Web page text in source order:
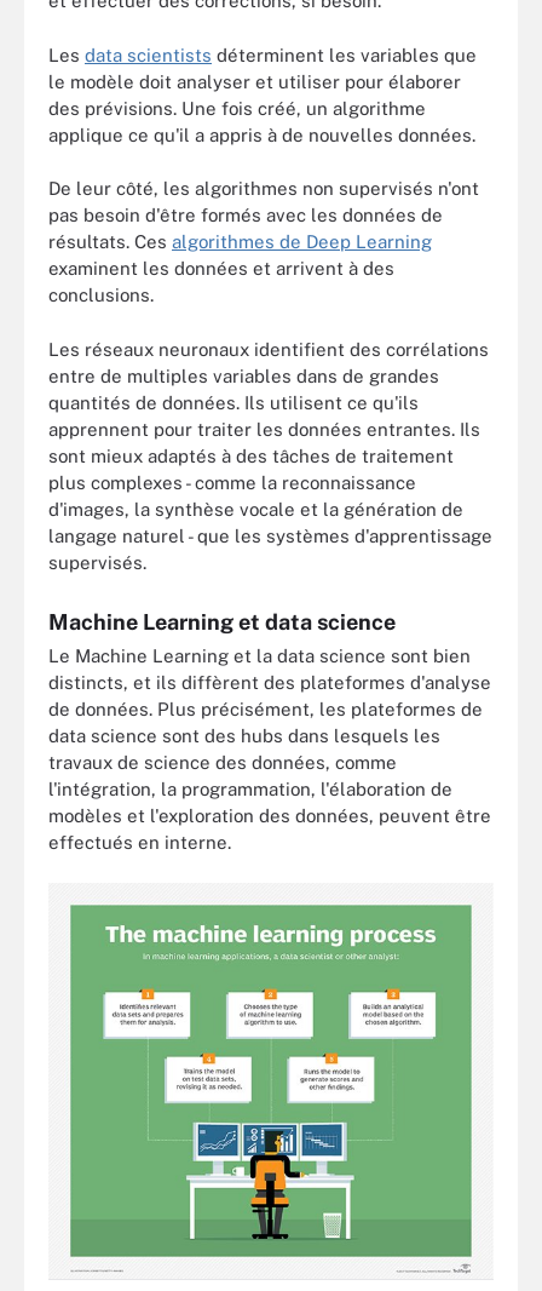
Les data scientists déterminent les variables que
le modèle doit analyser et utiliser pour élaborer
des prévisions. Une fois créé, un algorithme
applique ce qu'il a appris à de nouvelles données.
De leur côté, les algorithmes non supervisés n'ont
pas besoin d'être formés avec les données de
résultats. Ces algorithmes de Deep Learning
examinent les données et arrivent à des
conclusions.
Les réseaux neuronaux identifient des corrélations
entre de multiples variables dans de grandes
quantités de données. Ils utilisent ce qu'ils
apprennent pour traiter les données entrantes. Ils
sont mieux adaptés à des tâches de traitement
plus complexes - comme la reconnaissance
d'images, la synthèse vocale et la génération de
langage naturel - que les systèmes d'apprentissage
supervisés.
Machine Learning et data science
Le Machine Learning et la data science sont bien
distincts, et ils diffèrent des plateformes d'analyse
de données. Plus précisément, les plateformes de
data science sont des hubs dans lesquels les
travaux de science des données, comme
l'intégration, la programmation, l'élaboration de
modèles et l'exploration des données, peuvent être
effectués en interne.